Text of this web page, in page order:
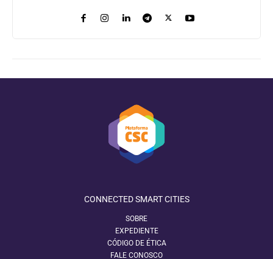
CONNECTED SMART CITIES
SOBRE
EXPEDIENTE
CÓDIGO DE ÉTICA
FALE CONOSCO